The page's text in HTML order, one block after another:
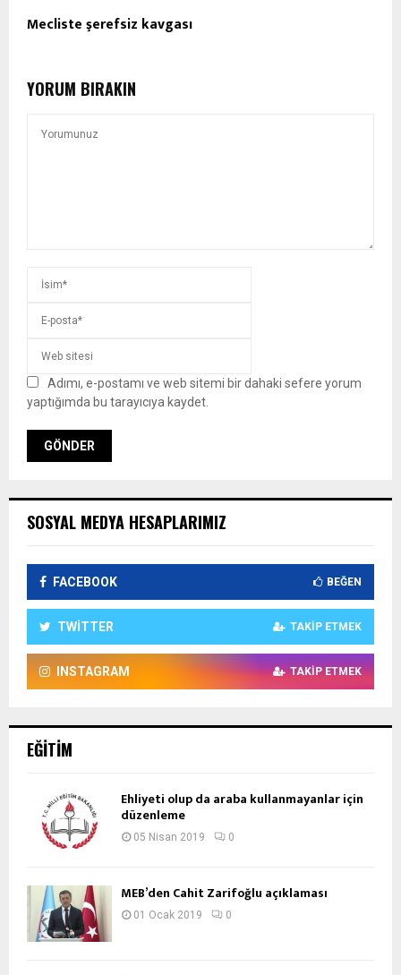
Mecliste şerefsiz kavgası
YORUM BIRAKIN
Adımı, e-postamı ve web sitemi bir dahaki sefere yorum
yaptığımda bu tarayıcıya kaydet.
SOSYAL MEDYA HESAPLARIMIZ
FACEBOOK BEĞEN
TWITTER TAKIP ETMEK
INSTAGRAM TAKIP ETMEK
EĞITIM
Ehliyeti olup da araba kullanmayanlar için
düzenleme
05 Nisan 2019 0
MEB’den Cahit Zarifoğlu açıklaması
01 Ocak 2019 0